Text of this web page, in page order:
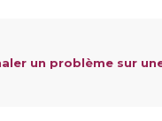
un problème sur